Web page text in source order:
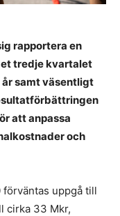
rapportera en
tredje kvartalet
samt väsentligt
att anpassa
och
uppgå till
cirka 33 Mkr,